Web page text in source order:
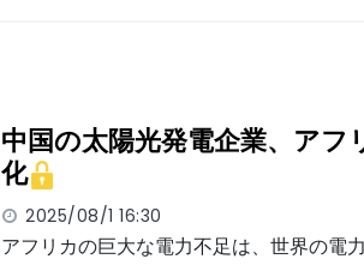
中国の太陽光発電企業、アフ
化
2025/08/1 16:30
アフリカの巨大な電力不足は、世界の電